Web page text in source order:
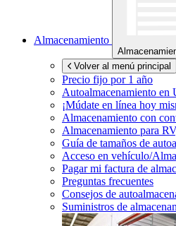
Almacenamiento
Volver al menú principal
Precio fijo por 1 año
Autoalmacenamiento en
¡Múdate en línea hoy
Almacenamiento con
Almacenamiento para
Guía de tamaños de
Acceso en vehículo/
Pagar mi factura de
Preguntas frecuentes
Consejos de
Suministros de